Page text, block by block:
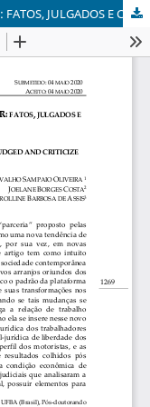
OS MOTORISTAS DA PLATAFORMA UBER: FATOS, JULGADOS E CRÍTICA